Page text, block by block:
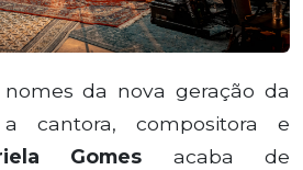
da nova geração da
cantora, compositora e
Gomes acaba de